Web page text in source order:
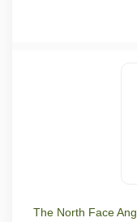
The North Face